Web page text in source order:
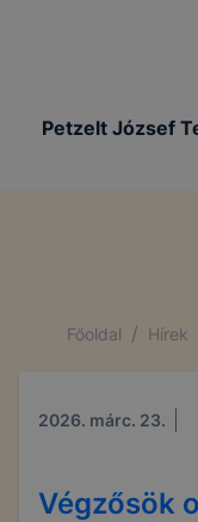
Petzelt József
Főoldal / Hírek
2026. márc. 23.
Végzősök